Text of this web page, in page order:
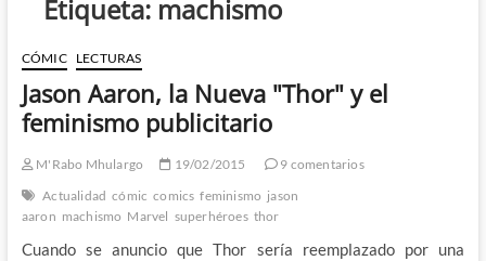
Etiqueta: machismo
CÓMIC LECTURAS
Jason Aaron, la Nueva "Thor" y el
feminismo publicitario
M'Rabo Mhulargo 19/02/2015
9 comentarios
Actualidad cómic comics feminismo jason
aaron machismo Marvel superhéroes thor
Cuando se anuncio que Thor sería reemplazado por una